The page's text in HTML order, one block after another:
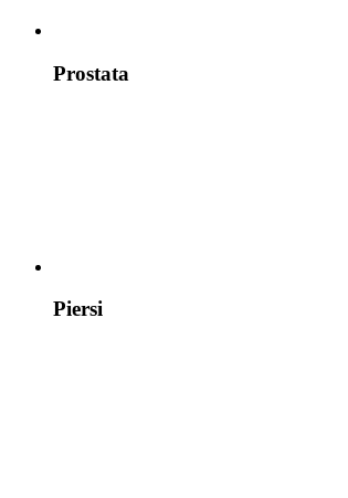
Prostata
Piersi